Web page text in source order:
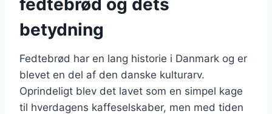
betydning
Fedtebrød har en lang historie i Danmark og er
blevet en del af den danske kulturarv.
Oprindeligt blev det lavet som en simpel kage
til hverdagens kaffeselskaber, men med tiden